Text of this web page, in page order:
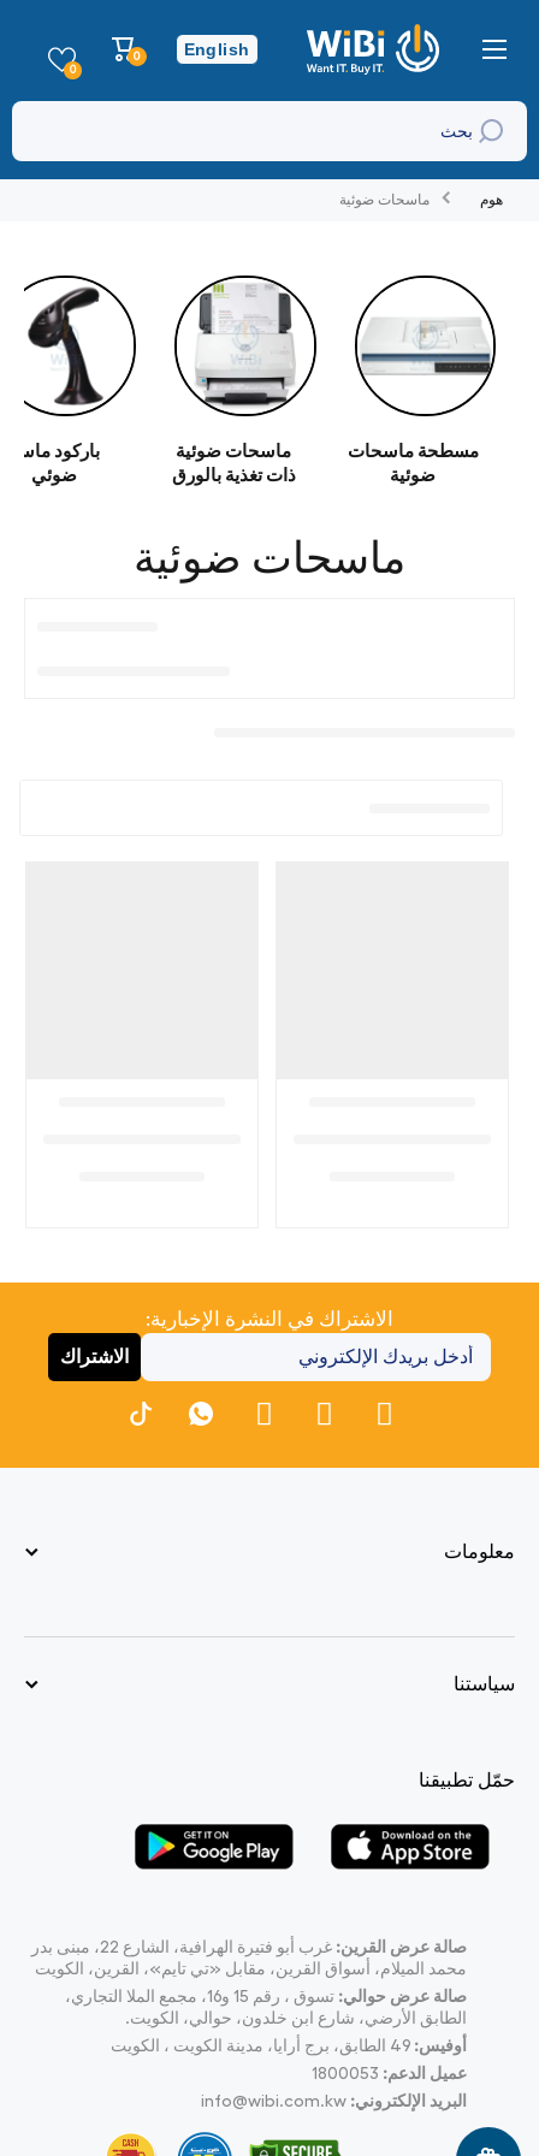
تخطي إلى المحتوى
English
عربة
التسوق
0
عناصر
0
بحث
هوم ماسحات ضوئية
مسطحة ماسحات
ضوئية
ماسحات ضوئية
ذات تغذية بالورق
باركود ماسح
ضوئي
ماسحات ضوئية
الاشتراك في النشرة الإخبارية:
الاشتراك
معلومات
سياستنا
حمّل تطبيقنا
صالة عرض القرين:
غرب أبو فتيرة الهرافية، الشارع 22، مبنى بدر
محمد الميلام، أسواق القرين، مقابل «تي تايم»، القرين، الكويت
صالة عرض حوالي:
تسوق ، رقم 15 و16، مجمع الملا التجاري،
الطابق الأرضي، شارع ابن خلدون، حوالي، الكويت.
أوفيس:
الطابق، برج أرايا، مدينة الكويت ، الكويت
عميل الدعم: 1800053
البريد الإلكتروني: info@wibi.com.kw